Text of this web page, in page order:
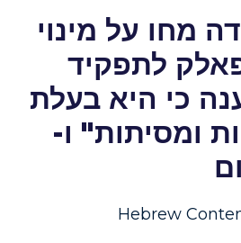
מחו על מינוי
לתפקיד
כי היא בעלת
ומסיתות" ו-
Hebrew